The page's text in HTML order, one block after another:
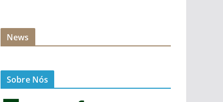
News
Sobre Nós